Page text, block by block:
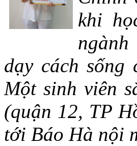
khi
dạy cách
Một sinh viên
(quận 12, TP
tới Báo Hà nội